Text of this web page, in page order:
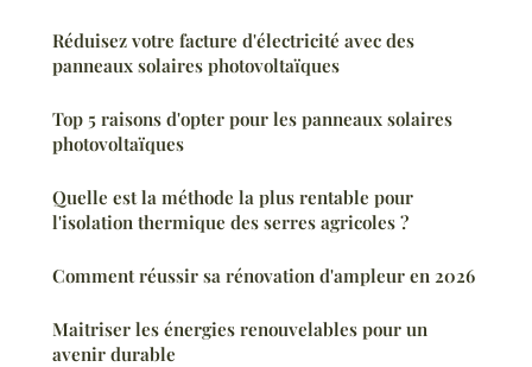
Réduisez votre facture d'électricité avec des
panneaux solaires photovoltaïques
Top 5 raisons d'opter pour les panneaux solaires
photovoltaïques
Quelle est la méthode la plus rentable pour
l'isolation thermique des serres agricoles ?
Comment réussir sa rénovation d'ampleur en 2026
Maitriser les énergies renouvelables pour un
avenir durable